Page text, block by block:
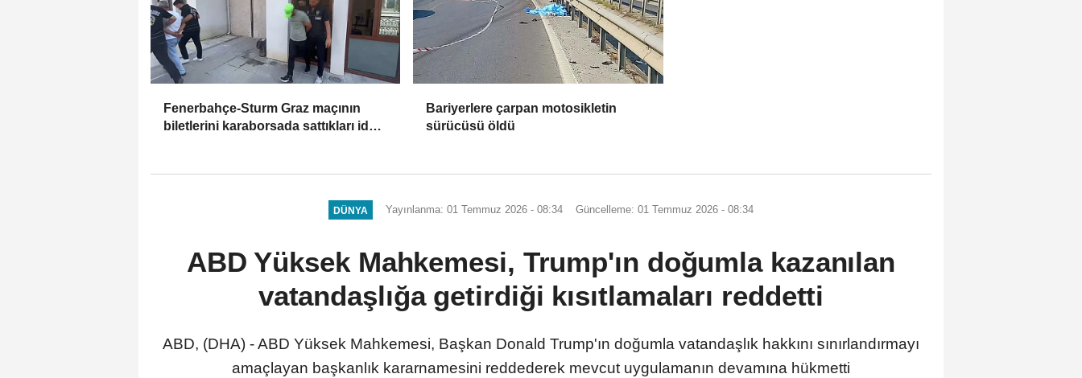
Fenerbahçe-Sturm Graz maçının
biletlerini karaborsada sattıkları iddia
Bariyerlere çarpan motosikletin
sürücüsü öldü
DÜNYA Yayınlanma: 01 Temmuz 2026 - 08:34 Güncelleme: 01 Temmuz 2026 - 08:34
ABD Yüksek Mahkemesi, Trump'ın doğumla kazanılan
vatandaşlığa getirdiği kısıtlamaları reddetti
ABD, (DHA) - ABD Yüksek Mahkemesi, Başkan Donald Trump'ın doğumla vatandaşlık hakkını sınırlandırmayı
amaçlayan başkanlık kararnamesini reddederek mevcut uygulamanın devamına hükmetti